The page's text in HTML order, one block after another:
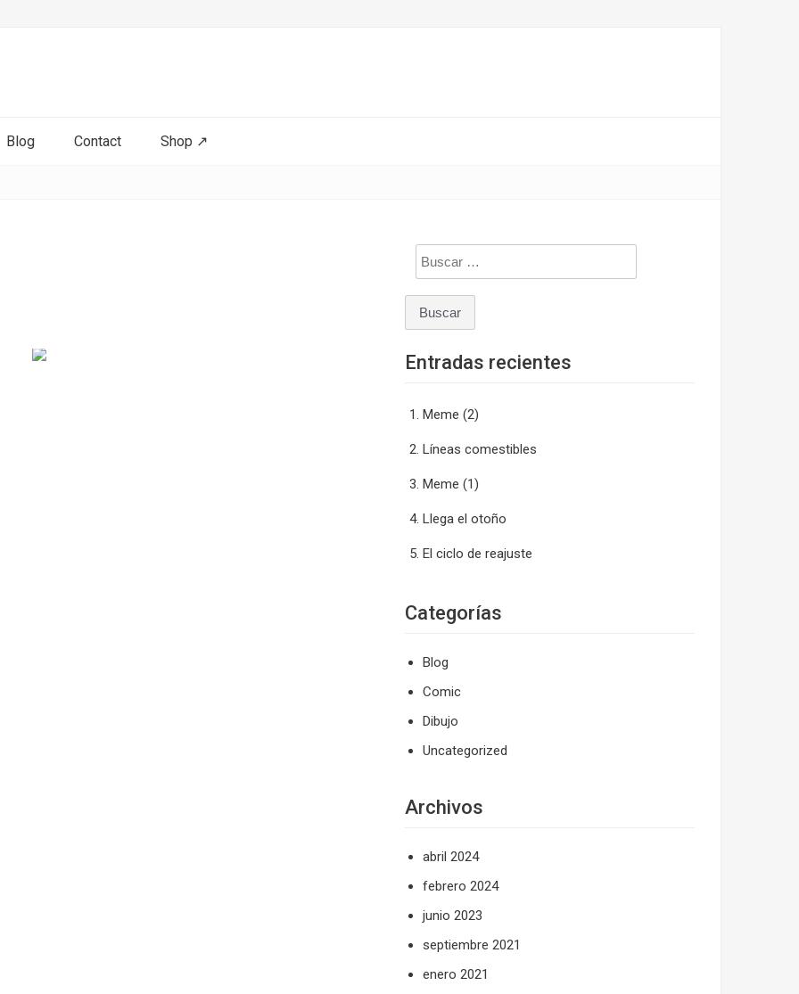
Blog Contact Shop ↗
Buscar:
Entradas recientes
Meme (2)
Líneas comestibles
Meme (1)
Llega el otoño
El ciclo de reajuste
Categorías
Blog
Comic
Dibujo
Uncategorized
Archivos
abril 2024
febrero 2024
junio 2023
septiembre 2021
enero 2021